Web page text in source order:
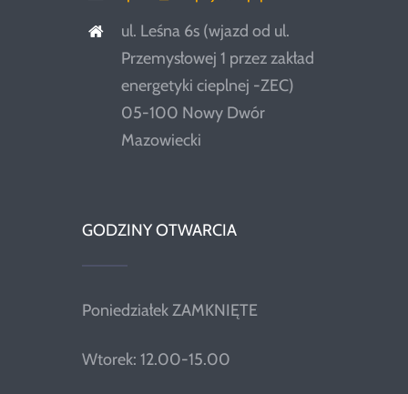
ul. Leśna 6s (wjazd od ul.
Przemysłowej 1 przez zakład
energetyki cieplnej -ZEC)
05-100 Nowy Dwór
Mazowiecki
GODZINY OTWARCIA
Poniedziałek ZAMKNIĘTE
Wtorek: 12.00-15.00